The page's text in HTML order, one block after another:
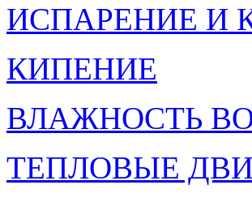
ИСПАРЕНИЕ И
КИПЕНИЕ
ВЛАЖНОСТЬ
ТЕПЛОВЫЕ